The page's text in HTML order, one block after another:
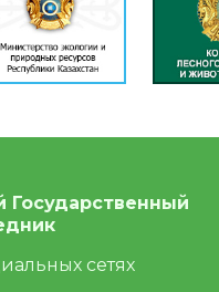
Государственный
сетях